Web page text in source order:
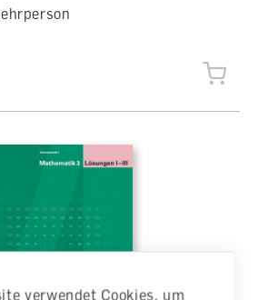
verwendet Cookies, um